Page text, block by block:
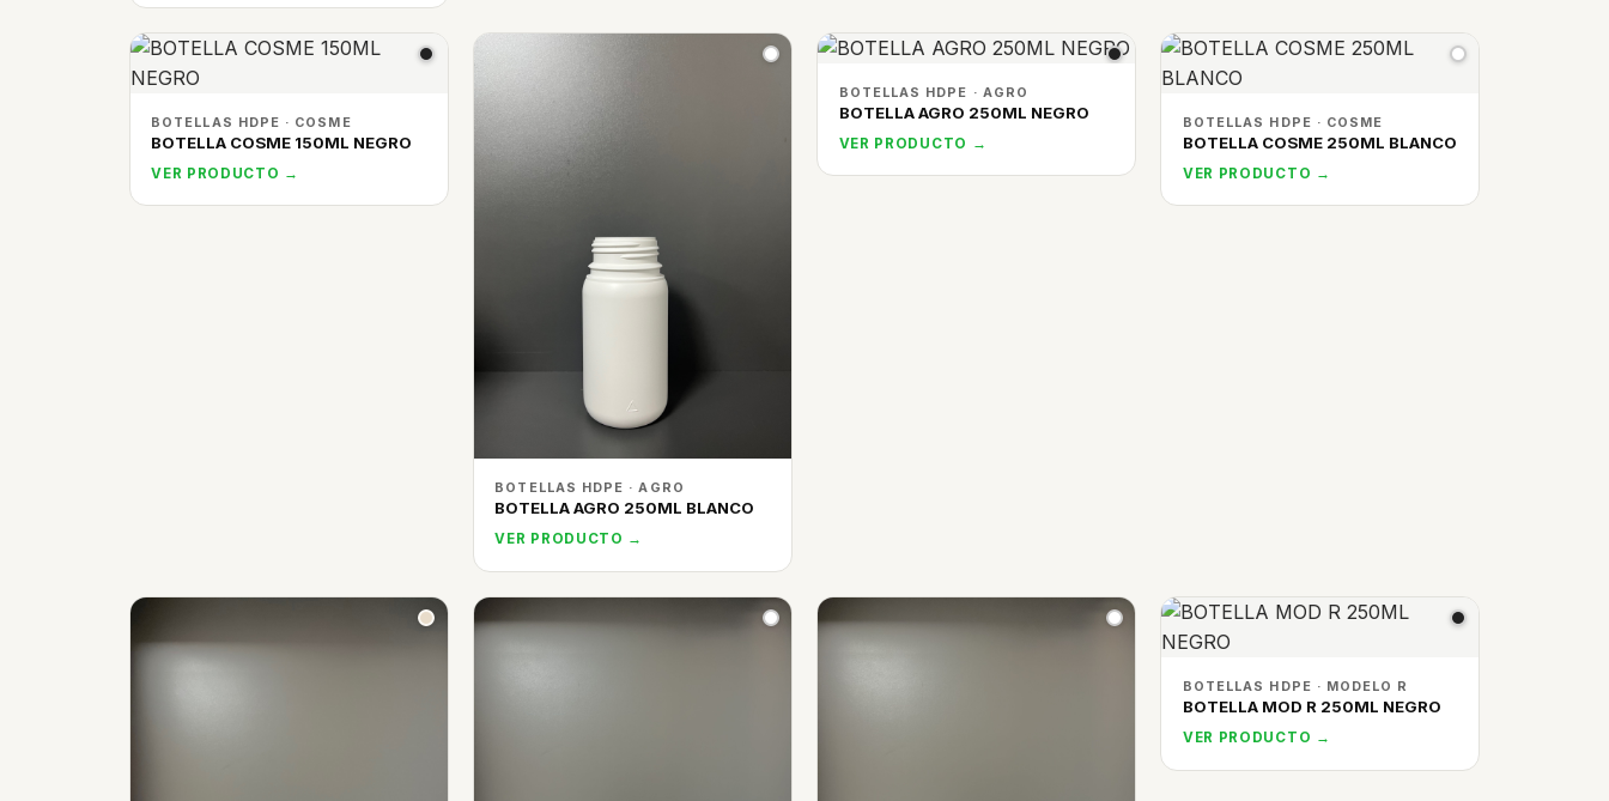
BOTELLAS HDPE · COSME
BOTELLA COSME 150ML NEGRO
VER PRODUCTO →
BOTELLAS HDPE · AGRO
BOTELLA AGRO 250ML BLANCO
VER PRODUCTO →
BOTELLAS HDPE · AGRO
BOTELLA AGRO 250ML NEGRO
VER PRODUCTO →
BOTELLAS HDPE · COSME
BOTELLA COSME 250ML BLANCO
VER PRODUCTO →
BOTELLAS HDPE · MODELO R
BOTELLA MOD R 250ML NEGRO
VER PRODUCTO →